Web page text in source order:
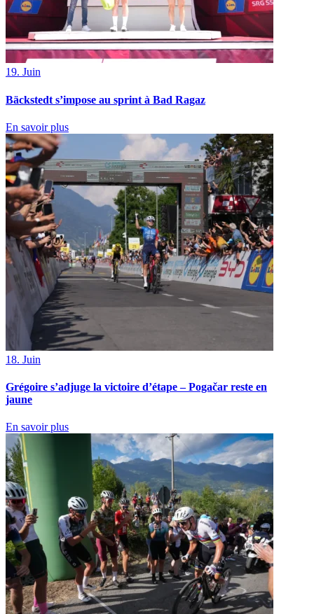
19. Juin
Bäckstedt s’impose au sprint à Bad Ragaz
En savoir plus
18. Juin
Grégoire s’adjuge la victoire d’étape – Pogačar reste en
jaune
En savoir plus